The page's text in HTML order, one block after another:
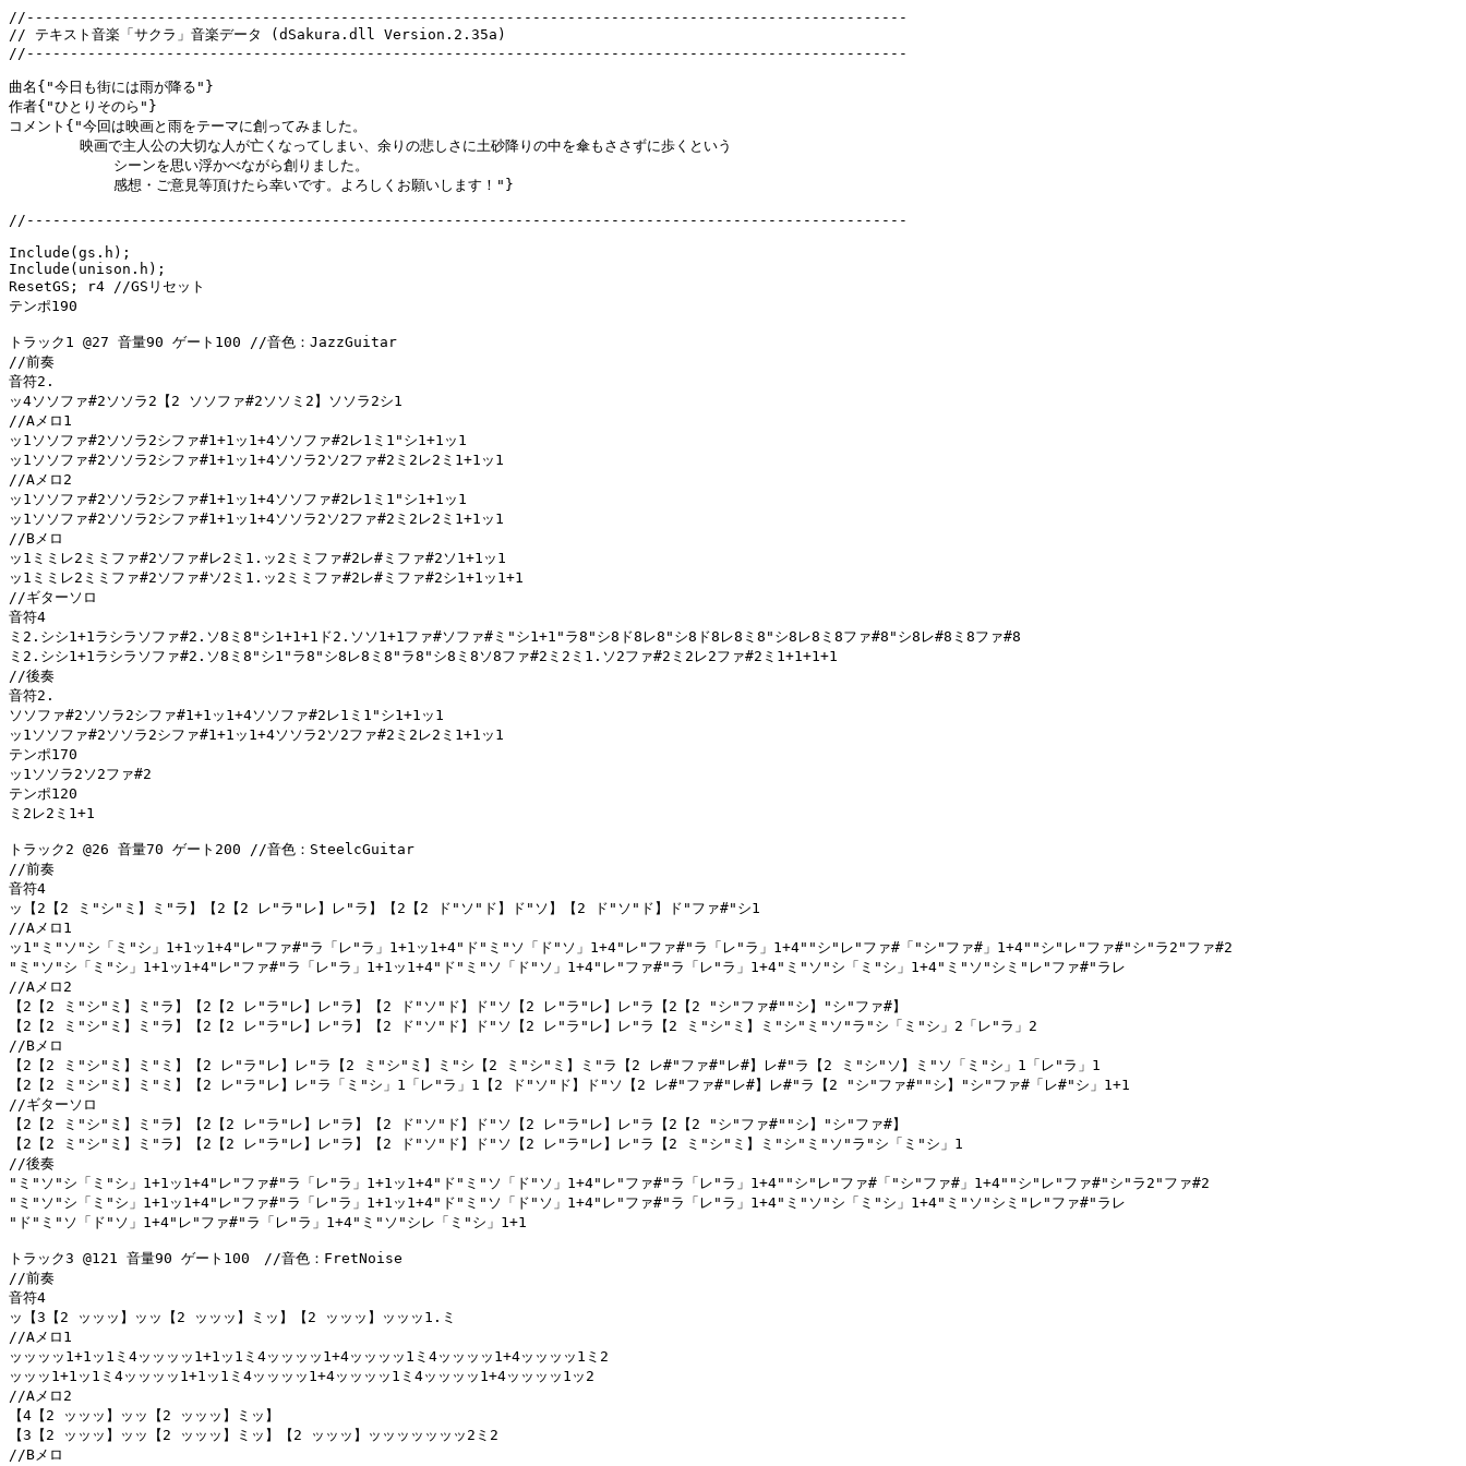
//-----------------------------------------------------------------------------------------------------
// テキスト音楽「サクラ」音楽データ (dSakura.dll Version.2.35a)
//-----------------------------------------------------------------------------------------------------
曲名{"今日も街には雨が降る"}
作者{"ひとりそのら"}
コメント{"今回は映画と雨をテーマに創ってみました。
映画で主人公の大切な人が亡くなってしまい、余りの悲しさに土砂降りの中を傘もささずに歩くという
//-----------------------------------------------------------------------------------------------------
Include(gs.h);
Include(unison.h);
ResetGS; r4 //GSリセット
テンポ190
トラック1 @27 音量90 ゲート100 //音色：JazzGuitar
//前奏
音符2.
ッ4ソソファ#2ソソラ2【2 ソソファ#2ソソミ2】ソソラ2シ1
//Aメロ1
ッ1ソソファ#2ソソラ2シファ#1+1ッ1+4ソソファ#2レ1ミ1"シ1+1ッ1
ッ1ソソファ#2ソソラ2シファ#1+1ッ1+4ソソラ2ソ2ファ#2ミ2レ2ミ1+1ッ1
//Aメロ2
ッ1ソソファ#2ソソラ2シファ#1+1ッ1+4ソソファ#2レ1ミ1"シ1+1ッ1
ッ1ソソファ#2ソソラ2シファ#1+1ッ1+4ソソラ2ソ2ファ#2ミ2レ2ミ1+1ッ1
//Bメロ
ッ1ミミレ2ミミファ#2ソファ#レ2ミ1.ッ2ミミファ#2レ#ミファ#2ソ1+1ッ1
ッ1ミミレ2ミミファ#2ソファ#ソ2ミ1.ッ2ミミファ#2レ#ミファ#2シ1+1ッ1+1
//ギターソロ
音符4
ミ2.シシ1+1ラシラソファ#2.ソ8ミ8"シ1+1+1ド2.ソソ1+1ファ#ソファ#ミ"シ1+1"ラ8"シ8ド8レ8"シ8ド8レ8ミ8"シ8レ8ミ8ファ#8"シ8レ#8ミ8ファ#8
ミ2.シシ1+1ラシラソファ#2.ソ8ミ8"シ1"ラ8"シ8レ8ミ8"ラ8"シ8ミ8ソ8ファ#2ミ2ミ1.ソ2ファ#2ミ2レ2ファ#2ミ1+1+1+1
//後奏
音符2.
ソソファ#2ソソラ2シファ#1+1ッ1+4ソソファ#2レ1ミ1"シ1+1ッ1
ッ1ソソファ#2ソソラ2シファ#1+1ッ1+4ソソラ2ソ2ファ#2ミ2レ2ミ1+1ッ1
テンポ170
ッ1ソソラ2ソ2ファ#2
テンポ120
ミ2レ2ミ1+1
トラック2 @26 音量70 ゲート200 //音色：SteelcGuitar
//前奏
音符4
ッ【2【2 ミ"シ"ミ】ミ"ラ】【2【2 レ"ラ"レ】レ"ラ】【2【2 ド"ソ"ド】ド"ソ】【2 ド"ソ"ド】ド"ファ#"シ1
//Aメロ1
ッ1"ミ"ソ"シ「ミ"シ」1+1ッ1+4"レ"ファ#"ラ「レ"ラ」1+1ッ1+4"ド"ミ"ソ「ド"ソ」1+4"レ"ファ#"ラ「レ"ラ」1+4""シ"レ"ファ#「"シ"ファ#」1+4""シ"レ"ファ#"シ"ラ2"ファ#2
"ミ"ソ"シ「ミ"シ」1+1ッ1+4"レ"ファ#"ラ「レ"ラ」1+1ッ1+4"ド"ミ"ソ「ド"ソ」1+4"レ"ファ#"ラ「レ"ラ」1+4"ミ"ソ"シ「ミ"シ」1+4"ミ"ソ"シミ"レ"ファ#"ラレ
//Aメロ2
【2【2 ミ"シ"ミ】ミ"ラ】【2【2 レ"ラ"レ】レ"ラ】【2 ド"ソ"ド】ド"ソ【2 レ"ラ"レ】レ"ラ【2【2 "シ"ファ#""シ】"シ"ファ#】
【2【2 ミ"シ"ミ】ミ"ラ】【2【2 レ"ラ"レ】レ"ラ】【2 ド"ソ"ド】ド"ソ【2 レ"ラ"レ】レ"ラ【2 ミ"シ"ミ】ミ"シ"ミ"ソ"ラ"シ「ミ"シ」2「レ"ラ」2
//Bメロ
【2【2 ミ"シ"ミ】ミ"ミ】【2 レ"ラ"レ】レ"ラ【2 ミ"シ"ミ】ミ"シ【2 ミ"シ"ミ】ミ"ラ【2 レ#"ファ#"レ#】レ#"ラ【2 ミ"シ"ソ】ミ"ソ「ミ"シ」1「レ"ラ」1
【2【2 ミ"シ"ミ】ミ"ミ】【2 レ"ラ"レ】レ"ラ「ミ"シ」1「レ"ラ」1【2 ド"ソ"ド】ド"ソ【2 レ#"ファ#"レ#】レ#"ラ【2 "シ"ファ#""シ】"シ"ファ#「レ#"シ」1+1
//ギターソロ
【2【2 ミ"シ"ミ】ミ"ラ】【2【2 レ"ラ"レ】レ"ラ】【2 ド"ソ"ド】ド"ソ【2 レ"ラ"レ】レ"ラ【2【2 "シ"ファ#""シ】"シ"ファ#】
【2【2 ミ"シ"ミ】ミ"ラ】【2【2 レ"ラ"レ】レ"ラ】【2 ド"ソ"ド】ド"ソ【2 レ"ラ"レ】レ"ラ【2 ミ"シ"ミ】ミ"シ"ミ"ソ"ラ"シ「ミ"シ」1
//後奏
"ミ"ソ"シ「ミ"シ」1+1ッ1+4"レ"ファ#"ラ「レ"ラ」1+1ッ1+4"ド"ミ"ソ「ド"ソ」1+4"レ"ファ#"ラ「レ"ラ」1+4""シ"レ"ファ#「"シ"ファ#」1+4""シ"レ"ファ#"シ"ラ2"ファ#2
"ミ"ソ"シ「ミ"シ」1+1ッ1+4"レ"ファ#"ラ「レ"ラ」1+1ッ1+4"ド"ミ"ソ「ド"ソ」1+4"レ"ファ#"ラ「レ"ラ」1+4"ミ"ソ"シ「ミ"シ」1+4"ミ"ソ"シミ"レ"ファ#"ラレ
"ド"ミ"ソ「ド"ソ」1+4"レ"ファ#"ラ「レ"ラ」1+4"ミ"ソ"シレ「ミ"シ」1+1
トラック3 @121 音量90 ゲート100　//音色：FretNoise
//前奏
音符4
ッ【3【2 ッッッ】ッッ【2 ッッッ】ミッ】【2 ッッッ】ッッッ1.ミ
//Aメロ1
ッッッッ1+1ッ1ミ4ッッッッ1+1ッ1ミ4ッッッッ1+4ッッッッ1ミ4ッッッッ1+4ッッッッ1ミ2
ッッッ1+1ッ1ミ4ッッッッ1+1ッ1ミ4ッッッッ1+4ッッッッ1ミ4ッッッッ1+4ッッッッ1ッ2
//Aメロ2
【4【2 ッッッ】ッッ【2 ッッッ】ミッ】
【3【2 ッッッ】ッッ【2 ッッッ】ミッ】【2 ッッッ】ッッッッッッッ2ミ2
//Bメロ